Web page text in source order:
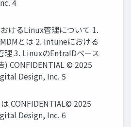
4
けるLinux管理について 1.
とは 2. Intuneにおける
理 3. LinuxのEntraIDベース
) CONFIDENTIAL © 2025
Design, Inc. 5
CONFIDENTIAL© 2025
Design, Inc. 6